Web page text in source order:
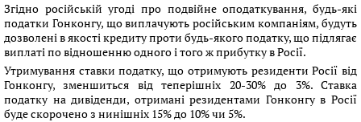
Згідно російській угоді про подвійне оподаткування, будь-які
податки Гонконгу, що виплачують російським компаніям, будуть
дозволені в якості кредиту проти будь-якого податку, що підлягає
виплаті по відношенню одного і того ж прибутку в Росії.
Утримування ставки податку, що отримують резиденти Росії від
Гонконгу, зменшиться від теперішніх 20-30% до 3%. Ставка
податку на дивіденди, отримані резидентами Гонконгу в Росії
буде скорочено з нинішніх 15% до 10% чи 5%.